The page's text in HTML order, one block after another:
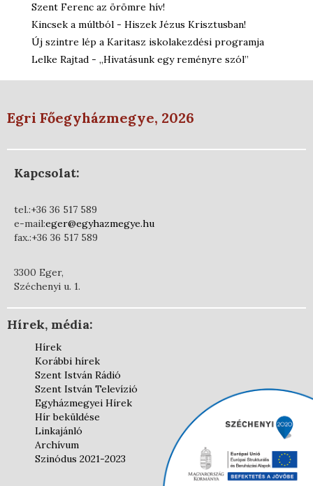
Szent Ferenc az örömre hív!
Kincsek a múltból - Hiszek Jézus Krisztusban!
Új szintre lép a Karitasz iskolakezdési programja
Lelke Rajtad - „Hivatásunk egy reményre szól”
Egri Főegyházmegye, 2026
Kapcsolat:
tel.:+36 36 517 589
e-mail:eger@egyhazmegye.hu
fax.:+36 36 517 589
3300 Eger,
Széchenyi u. 1.
Hírek, média:
Hírek
Korábbi hírek
Szent István Rádió
Szent István Televízió
Egyházmegyei Hírek
Hír beküldése
Linkajánló
Archívum
Szinódus 2021-2023